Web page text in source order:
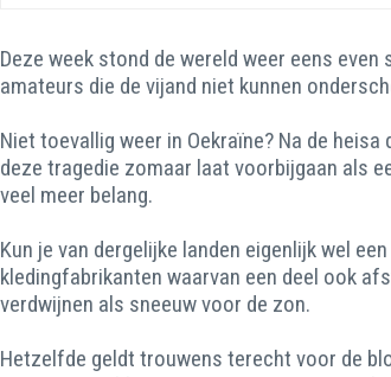
Deze week stond de wereld weer eens
amateurs die de vijand niet kunnen
Niet toevallig weer in Oekraïne? Na de
deze tragedie zomaar laat voorbijgaan als
veel meer belang.
Kun je van dergelijke landen eigenlijk wel
kledingfabrikanten waarvan een deel ook
verdwijnen als sneeuw voor de zon.
Hetzelfde geldt trouwens terecht voor de